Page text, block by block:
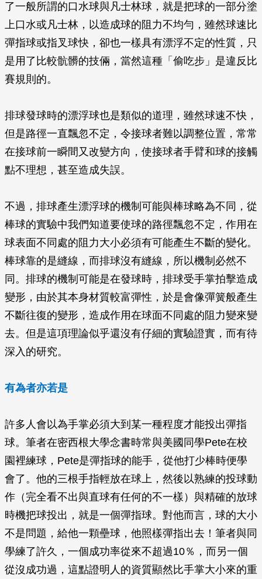
了一般所謂的口水球與凡士林球，就是把球的一部分塗
上口水或凡士林，以造成球的阻力不均勻，雖然球速比
彈指球或指叉球快，卻也一樣具有漂浮不定的性質，只
是用了比較骯髒的技倆，當然這種「偷吃步」是違反比
賽規則的。
排球發球時的漂浮球也是類似的道理，雖然球速不快，
但是路徑一直飄忽不定，令接球者難以調整位置，常常
在接球前一瞬間又改變方向，使接球者手臂和球的接觸
點不理想，甚至造成失誤。
不過，排球產生漂浮球的機制可能與棒球略為不同，從
棒球的實驗中我們知道要使球的路徑飄忽不定，作用在
球表面不同處的阻力大小必須有可能產生不斷的變化。
棒球靠的是縫線，而排球沒有縫線，所以機制必然不
同。排球的機制可能是在發球時，排球受手掌拍擊造成
變形，由於其本身材質較富彈性，於是會像彈簧般產生
不斷往復的變形，造成作用在球面不同處的阻力變來變
去。但是這項理論似乎還沒有仔細的實驗證實，而有待
深入的研究。
有為者亦若是
許多人會以為手掌必須大到某一種程度才能投出彈指
球。筆者在密西根大學念書時常與美國同學Pete在校
園裡練球，Pete是彈指球的能手，從他打少棒時便學
會了。他的三根手指輕放在球上，然後以熟練的投球動
作（完全看不出與直球有任何的不一樣）與精確的放球
時機把球投出，就是一個彈指球。對他而言，球的大小
不是問題，給他一顆壘球，他照樣彈指出去！筆者與同
學練了許久，一個成功率從來不超過10％，而另一個
從沒成功過，這點證明人的資質顯然比手掌大小來的重